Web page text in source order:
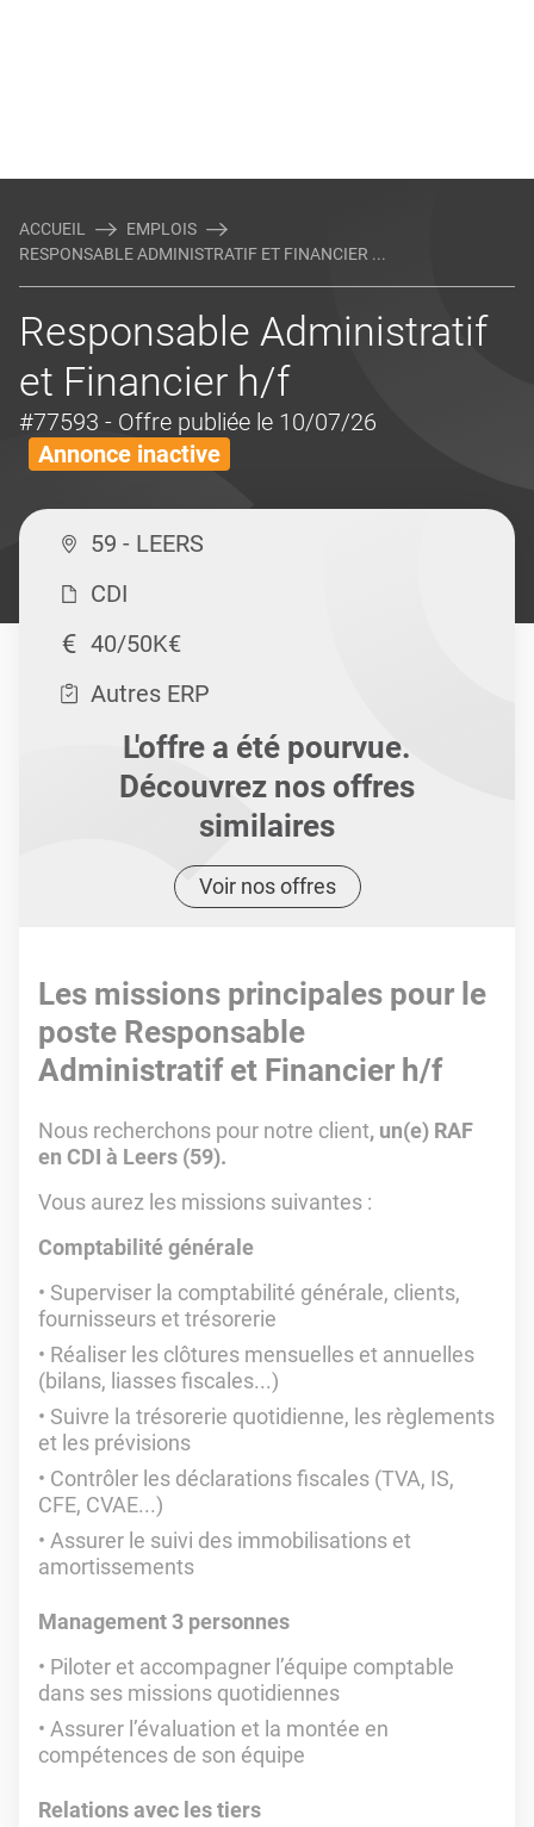
ACCUEIL
EMPLOIS
RESPONSABLE ADMINISTRATIF ET FINANCIER ...
Responsable Administratif
et Financier h/f
#77593 - Offre publiée le 10/07/26
Annonce inactive
59 - LEERS
CDI
40/50K€
Autres ERP
L'offre a été pourvue.
Découvrez nos offres
similaires
Voir nos offres
Les missions principales pour le
poste Responsable
Administratif et Financier h/f
Nous recherchons pour notre client, un(e) RAF
en CDI à Leers (59).
Vous aurez les missions suivantes :
Comptabilité générale
Superviser la comptabilité générale, clients,
fournisseurs et trésorerie
Réaliser les clôtures mensuelles et annuelles
(bilans, liasses fiscales...)
Suivre la trésorerie quotidienne, les règlements
et les prévisions
Contrôler les déclarations fiscales (TVA, IS,
CFE, CVAE...)
Assurer le suivi des immobilisations et
amortissements
Management 3 personnes
Piloter et accompagner l’équipe comptable
dans ses missions quotidiennes
Assurer l’évaluation et la montée en
compétences de son équipe
Relations avec les tiers